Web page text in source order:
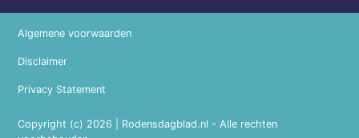
Copyright (c) 2026 | Rodensdagblad.nl - Alle rechten
Algemene voorwaarden
Disclaimer
Privacy Statement